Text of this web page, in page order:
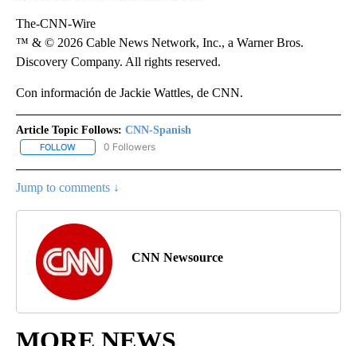
The-CNN-Wire
™ & © 2026 Cable News Network, Inc., a Warner Bros.
Discovery Company. All rights reserved.
Con información de Jackie Wattles, de CNN.
Article Topic Follows: CNN-Spanish
FOLLOW FOLLOW "CNN-SPANISH" TO RECEIVE NOTIFICATIONS ABOUT
0 Followers
Jump to comments ↓
CNN Newsource